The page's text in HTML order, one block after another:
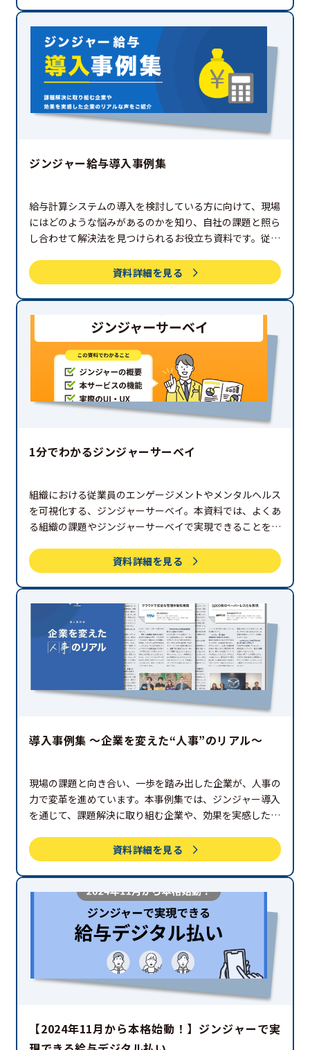
ジンジャー給与導入事例集
給与計算システムの導入を検討している方に向けて、現場
にはどのような悩みがあるのかを知り、自社の課題と照ら
し合わせて解決法を見つけられるお役立ち資料です。従業
資料詳細を見る
1分でわかるジンジャーサーベイ
組織における従業員のエンゲージメントやメンタルヘルス
を可視化する、ジンジャーサーベイ。本資料では、よくあ
る組織の課題やジンジャーサーベイで実現できることを紹
資料詳細を見る
導入事例集 ～企業を変えた“人事”のリアル～
現場の課題と向き合い、一歩を踏み出した企業が、人事の
力で変革を進めています。本事例集では、ジンジャー導入
を通じて、課題解決に取り組む企業や、効果を実感した企
システム導入を検討されている方は、ぜひご参考くださ
い。
資料詳細を見る
【2024年11月から本格始動！】ジンジャーで実